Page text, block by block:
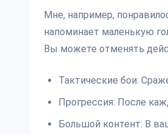
Мне, например,
напоминает маленькую
Вы можете отменять
Тактические бои:
Прогрессия: После
Большой контент: В